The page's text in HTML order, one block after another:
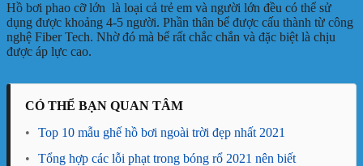
Hồ bơi phao cỡ lớn là loại cả trẻ em và người lớn đều có thể sử
dụng được khoảng 4-5 người. Phần thân bể được cấu thành từ công
nghệ Fiber Tech. Nhờ đó mà bể rất chắc chắn và đặc biệt là chịu
được áp lực cao.
CÓ THỂ BẠN QUAN TÂM
•
Top 10 mẫu ghế hồ bơi ngoài trời đẹp nhất 2021
•
Tổng hợp các lỗi phạt trong bóng rổ 2021 nên biết